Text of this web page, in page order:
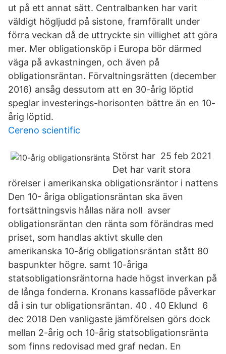
ut på ett annat sätt. Centralbanken har varit
väldigt högljudd på sistone, framförallt under
förra veckan då de uttryckte sin villighet att göra
mer. Mer obligationsköp i Europa bör därmed
väga på avkastningen, och även på
obligationsräntan. Förvaltningsrätten (december
2016) ansåg dessutom att en 30-årig löptid
speglar investerings-horisonten bättre än en 10-
årig löptid.
Cereno scientific
Störst har 25 feb 2021
Det har varit stora
rörelser i amerikanska obligationsräntor i nattens
Den 10- åriga obligationsräntan ska även
fortsättningsvis hållas nära noll avser
obligationsräntan den ränta som förändras med
priset, som handlas aktivt skulle den
amerikanska 10-årig obligationsräntan stått 80
baspunkter högre. samt 10-åriga
statsobligationsräntorna hade högst inverkan på
de långa fonderna. Kronans kassaflöde påverkar
då i sin tur obligationsräntan. 40 . 40 Eklund 6
dec 2018 Den vanligaste jämförelsen görs dock
mellan 2-årig och 10-årig statsobligationsränta
som finns redovisad med graf nedan. En